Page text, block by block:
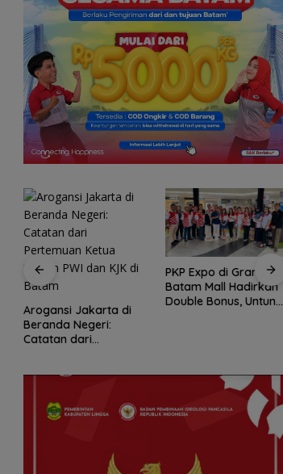
Arogansi Jakarta di
Beranda Negeri:
Catatan dari
PKP Expo di Grand
Batam Mall Hadirkan
Double Bonus, Untung